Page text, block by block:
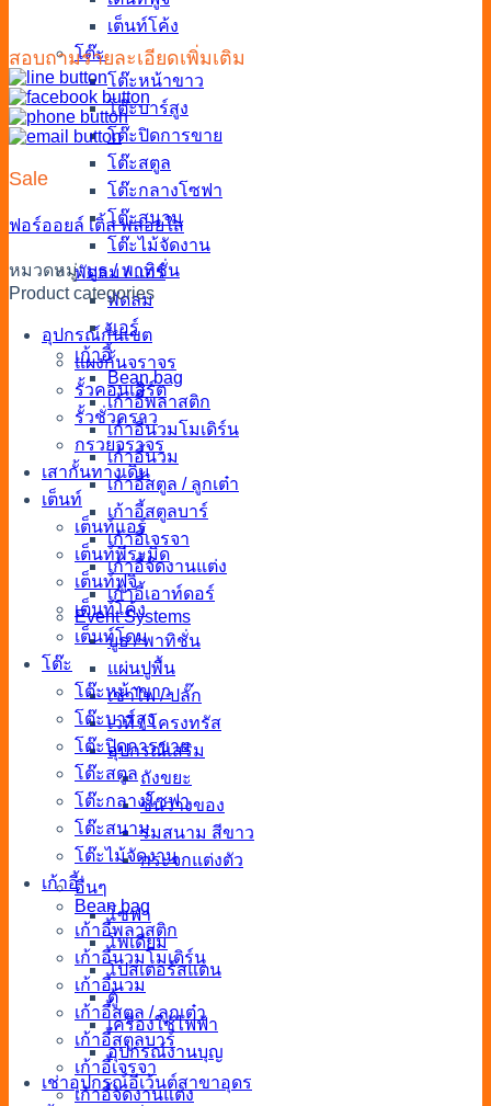
เต็นท์โค้ง
โต๊ะ
โต๊ะหน้าขาว
โต๊ะบาร์สูง
โต๊ะปิดการขาย
โต๊ะสตูล
โต๊ะกลางโซฟา
โต๊ะสนาม
โต๊ะไม้จัดงาน
พัดลม / แอร์
พัดลม
แอร์
เก้าอี้
Bean bag
เก้าอี้พลาสติก
เก้าอี้นวมโมเดิร์น
เก้าอี้นวม
เก้าอี้สตูล / ลูกเต๋า
เก้าอี้สตูลบาร์
เก้าอี้เจรจา
เก้าอี้จัดงานแต่ง
เก้าอี้เอาท์ดอร์
Event Systems
บูธ / พาทิชั่น
แผ่นปูพื้น
เช่าไฟ / ปลั๊ก
เวที / โครงทรัส
อุปกรณ์เสริม
ถังขยะ
ชั้นวางของ
ร่มสนาม สีขาว
กระจกแต่งตัว
อื่นๆ
โซฟา
โพเดียม
โปสเตอร์สแตน
ตู้
เครื่องใช้ไฟฟ้า
อุปกรณ์งานบุญ
เช่าอุปกรณ์อีเว้นต์สาขาอุดร
สอบถามรายละเอียดเพิ่มเติม
Sale
ฟอร์ออยล์ เติ้ล พลอยใส
หมวดหมู่:บูธ / พาทิชั่น
Product categories
อุปกรณ์กั้นเขต
แผงกั้นจราจร
รั้วคอนเสิร์ต
รั้วชั่วคราว
กรวยจราจร
เสากั้นทางเดิน
เต็นท์
เต็นท์แอร์
เต็นท์พีระมิด
เต็นท์ฟูจิ
เต็นท์โค้ง
เต็นท์โดม
โต๊ะ
โต๊ะหน้าขาว
โต๊ะบาร์สูง
โต๊ะปิดการขาย
โต๊ะสตูล
โต๊ะกลางโซฟา
โต๊ะสนาม
โต๊ะไม้จัดงาน
เก้าอี้
Bean bag
เก้าอี้พลาสติก
เก้าอี้นวมโมเดิร์น
เก้าอี้นวม
เก้าอี้สตูล / ลูกเต๋า
เก้าอี้สตูลบาร์
เก้าอี้เจรจา
เก้าอี้จัดงานแต่ง